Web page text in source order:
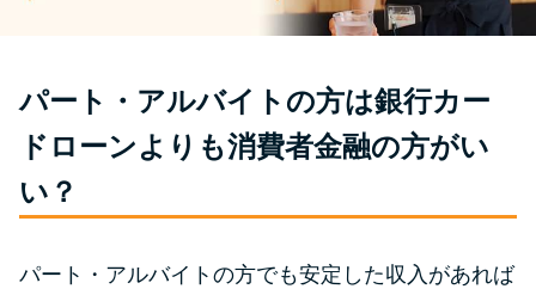
便利なコンテンツ
カードローンQ&A
パート・アルバイトの方は銀行カー
ドローンよりも消費者金融の方がい
い？
パート・アルバイトの方でも安定した収入があれば